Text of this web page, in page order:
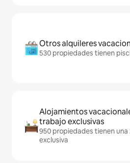
Otros alquileres
530 propiedades tienen
Alojamientos
trabajo exclusivas
950 propiedades tienen
exclusiva